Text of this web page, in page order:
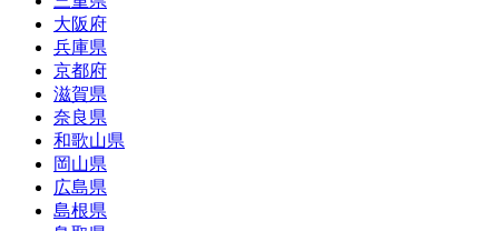
大阪府
兵庫県
京都府
滋賀県
奈良県
和歌山県
岡山県
広島県
島根県